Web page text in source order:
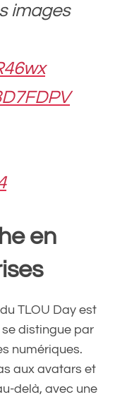
images
en
TLOU Day est
distingue par
numériques.
aux avatars et
delà, avec une